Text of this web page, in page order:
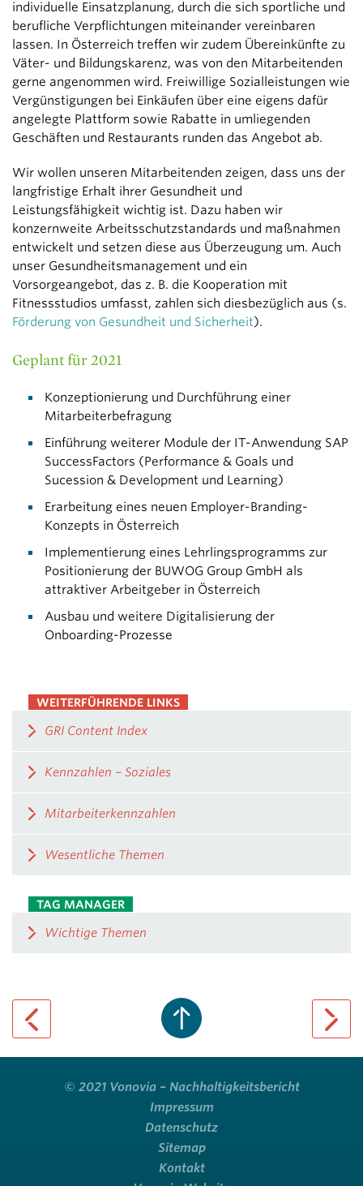
WEITERFÜHRENDE LINKS
GRI Content Index
Kennzahlen – Soziales
Mitarbeiterkennzahlen
Wesentliche Themen
TAG MANAGER
Wichtige Themen
individuelle Einsatzplanung, durch die sich sportliche und
berufliche Verpflichtungen miteinander vereinbaren
lassen. In Österreich treffen wir zudem Übereinkünfte zu
Väter- und Bildungskarenz, was von den Mitarbeitenden
gerne angenommen wird. Freiwillige Sozialleistungen wie
Vergünstigungen bei Einkäufen über eine eigens dafür
angelegte Plattform sowie Rabatte in umliegenden
Geschäften und Restaurants runden das Angebot ab.
Wir wollen unseren Mitarbeitenden zeigen, dass uns der
langfristige Erhalt ihrer Gesundheit und
Leistungsfähigkeit wichtig ist. Dazu haben wir
konzernweite Arbeitsschutzstandards und maßnahmen
entwickelt und setzen diese aus Überzeugung um. Auch
unser Gesundheitsmanagement und ein
Vorsorgeangebot, das z. B. die Kooperation mit
Fitnessstudios umfasst, zahlen sich diesbezüglich aus (s.
Förderung von Gesundheit und Sicherheit).
Geplant für 2021
Konzeptionierung und Durchführung einer
Mitarbeiterbefragung
Einführung weiterer Module der IT-Anwendung SAP
SuccessFactors (Performance & Goals und
Sucession & Development und Learning)
Erarbeitung eines neuen Employer-Branding-
Konzepts in Österreich
Implementierung eines Lehrlingsprogramms zur
Positionierung der BUWOG Group GmbH als
attraktiver Arbeitgeber in Österreich
Ausbau und weitere Digitalisierung der
Onboarding-Prozesse
© 2021 Vonovia – Nachhaltigkeitsbericht
Impressum
Datenschutz
Sitemap
Kontakt